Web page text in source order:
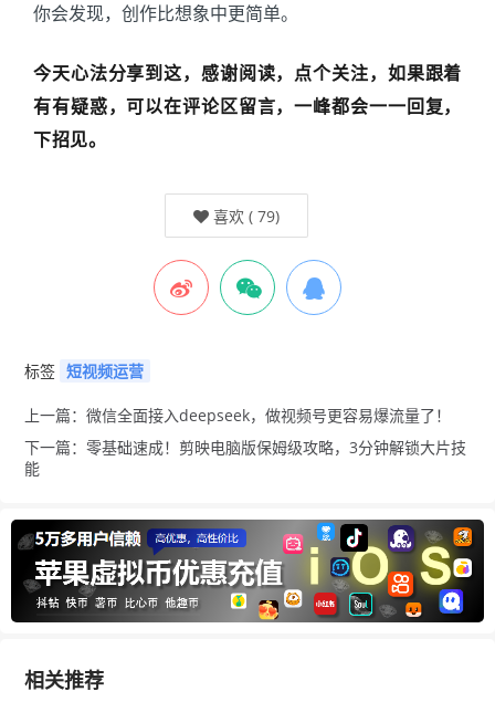
你会发现，创作比想象中更简单。
今天心法分享到这，感谢阅读，点个关注，如果跟着
有有疑惑，可以在评论区留言，一峰都会一一回复，
下招见。
喜欢 ( 79)
标签 短视频运营
上一篇：微信全面接入deepseek，做视频号更容易爆流量了！
下一篇：零基础速成！剪映电脑版保姆级攻略，3分钟解锁大片技
能
相关推荐